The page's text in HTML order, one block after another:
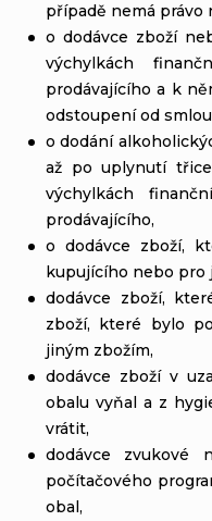
případě nemá právo
o dodávce zboží
výchylkách
prodávajícího a k
odstoupení od
o dodání
až po uplynutí
výchylkách
prodávajícího,
o dodávce zboží,
kupujícího nebo pro
dodávce zboží,
zboží, které bylo
jiným zbožím,
dodávce zboží v
obalu vyňal a z
vrátit,
dodávce zvukové
počítačového
obal,